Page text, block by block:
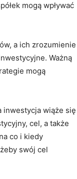
mogą wpływać
a ich zrozumienie
Ważną
mogą
inwestycja wiąże się
cel, a także
co i kiedy
swój cel